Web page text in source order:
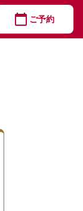
calendar_today ご予約